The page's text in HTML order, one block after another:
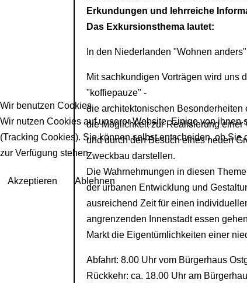
Erkundungen und lehrreiche
Das Exkursionsthema lautet:
In den Niederlanden "Wohnen
Mit sachkundigen Vorträgen wird uns
"koffiepauze" -
die architektonischen
die Möglichkeit zur Realisierung
und durch den Besuch eines neuen
Zweckbau darstellen.
Die Wahrnehmungen in diesen
der urbanen Entwicklung und
ausreichend Zeit für einen
angrenzenden Innenstadt essen
Markt die Eigentümlichkeiten einer
Abfahrt: 8.00 Uhr vom Bürgerhaus
Rückkehr: ca. 18.00 Uhr am
Wir benutzen Cookies
Wir nutzen Cookies auf unserer Website. Einige von
(Tracking Cookies). Sie können selbst entscheiden, ob
zur Verfügung stehen.
Akzeptieren Ablehnen